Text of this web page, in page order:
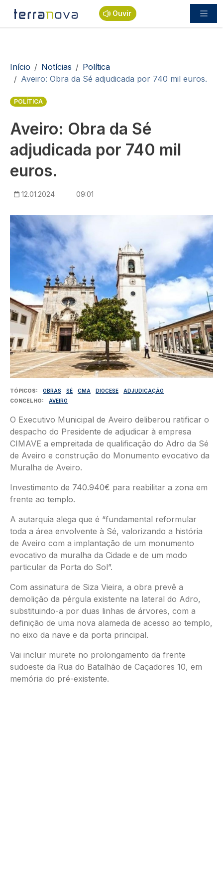
Passar para o conteúdo principal
Ouvir
Navegação estrutural
Início Notícias
Política
Aveiro: Obra da Sé adjudicada por 740 mil euros.
POLÍTICA
Aveiro: Obra da Sé
adjudicada por 740 mil
euros.
12.01.2024 09:01
Imagem
TÓPICOS OBRAS SÉ CMA DIOCESE
ADJUDICAÇÃO
CONCELHO
AVEIRO
O Executivo Municipal de Aveiro deliberou ratificar o
despacho do Presidente de adjudicar à empresa
CIMAVE a empreitada de qualificação do Adro da Sé
de Aveiro e construção do Monumento evocativo da
Muralha de Aveiro.
Investimento de 740.940€ para reabilitar a zona em
frente ao templo.
A autarquia alega que é “fundamental reformular
toda a área envolvente à Sé, valorizando a história
de Aveiro com a implantação de um monumento
evocativo da muralha da Cidade e de um modo
particular da Porta do Sol”.
Com assinatura de Siza Vieira, a obra prevê a
demolição da pérgula existente na lateral do Adro,
substituindo-a por duas linhas de árvores, com a
definição de uma nova alameda de acesso ao templo,
no eixo da nave e da porta principal.
Vai incluir murete no prolongamento da frente
sudoeste da Rua do Batalhão de Caçadores 10, em
memória do pré-existente.